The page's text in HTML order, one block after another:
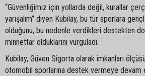
“Güvenliğimiz için yollarda değil, kurallar
yarışalım” diyen Kubilay, bu tür sporlara
olduğunu, bu nedenle verdikleri destekten
minnettar olduklarını vurguladı.
Kubilay, Güven Sigorta olarak imkanları
otomobil sporlarına destek vermeye